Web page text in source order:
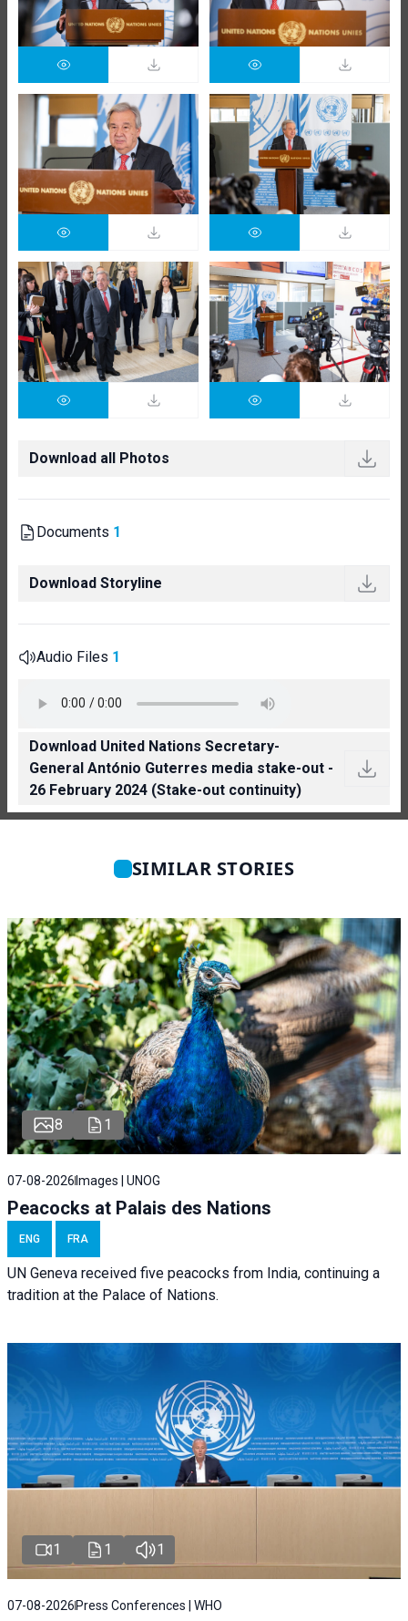
Download all Photos
Documents 1
Download Storyline
Audio Files 1
Download United Nations Secretary-
General António Guterres media stake-out -
26 February 2024 (Stake-out continuity)
SIMILAR STORIES
8 1
07-08-2026 Images | UNOG
Peacocks at Palais des Nations
ENG FRA
UN Geneva received five peacocks from India, continuing a
tradition at the Palace of Nations.
1 1 1
07-08-2026 Press Conferences | WHO